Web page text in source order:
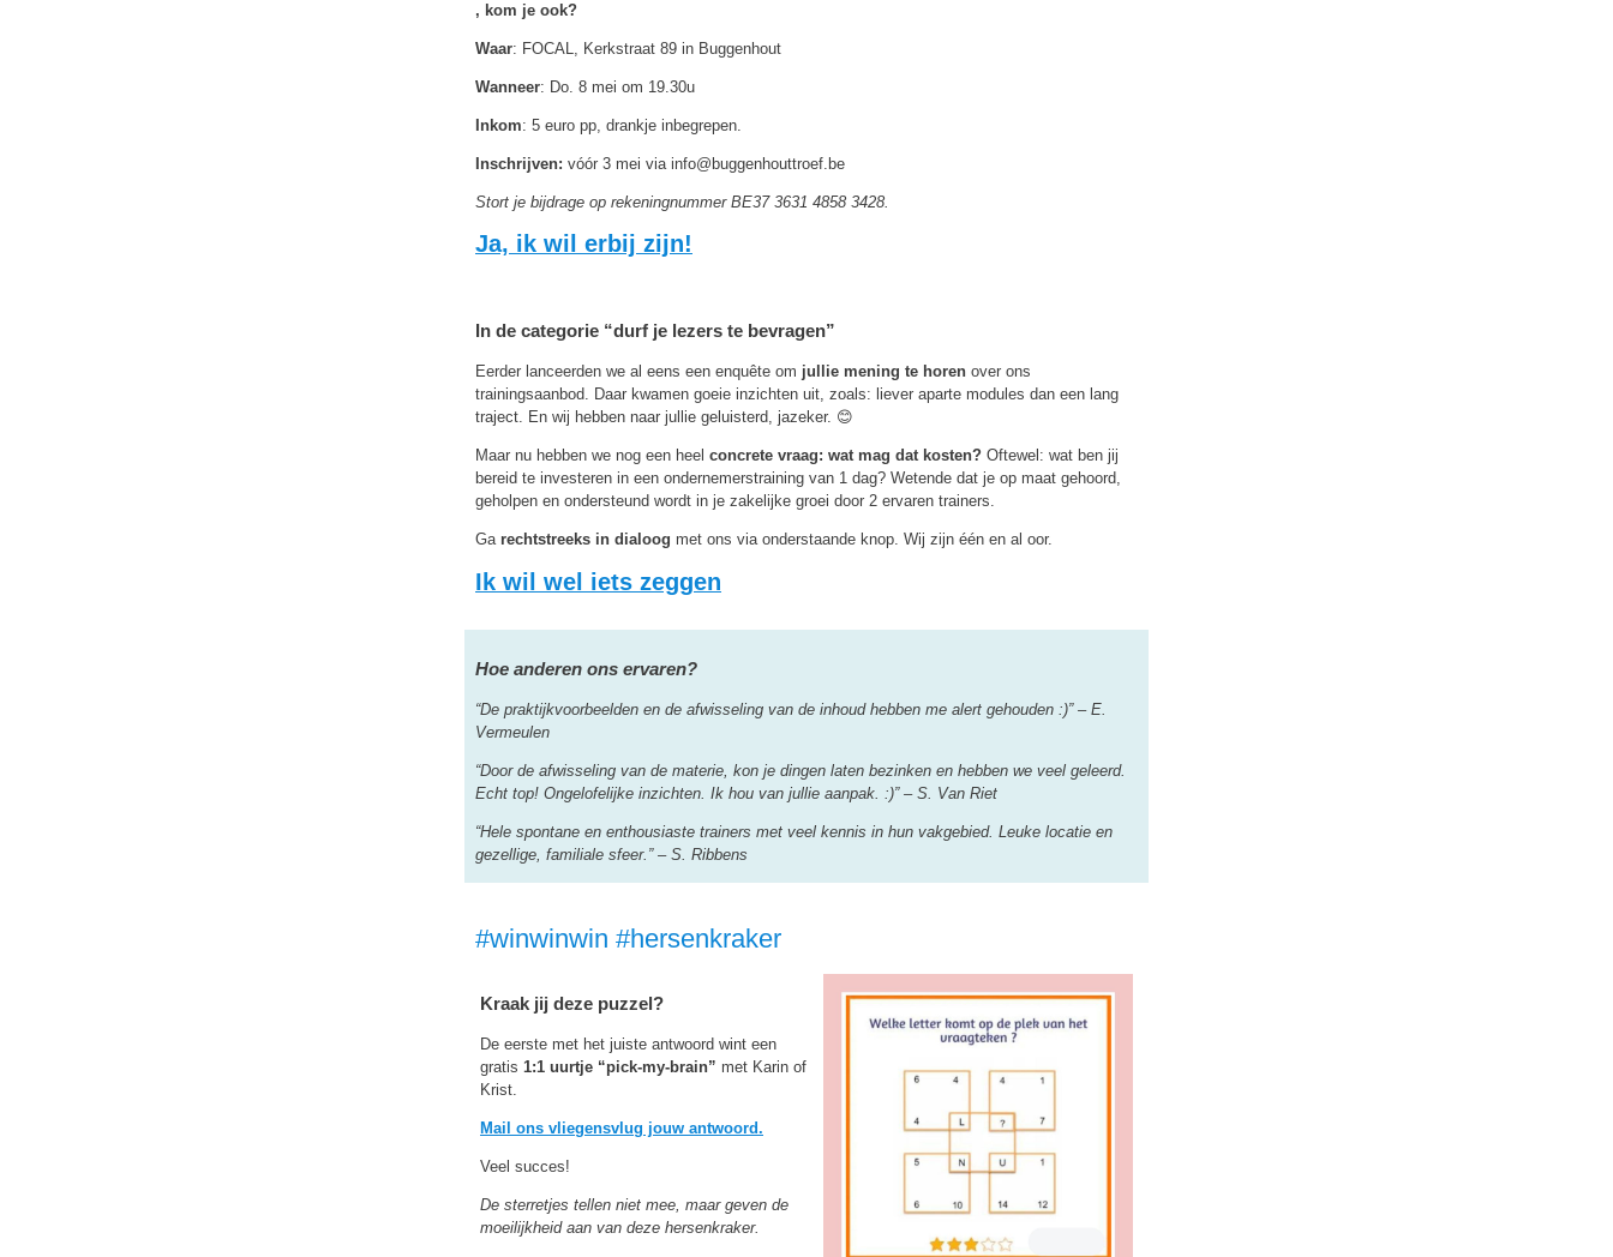
, kom je ook?
Waar: FOCAL, Kerkstraat 89 in Buggenhout
Wanneer: Do. 8 mei om 19.30u
Inkom: 5 euro pp, drankje inbegrepen.
Inschrijven: vóór 3 mei via info@buggenhouttroef.be
Stort je bijdrage op rekeningnummer BE37 3631 4858 3428.
Ja, ik wil erbij zijn!
In de categorie “durf je lezers te bevragen”
Eerder lanceerden we al eens een enquête om jullie mening te horen over ons
trainingsaanbod. Daar kwamen goeie inzichten uit, zoals: liever aparte modules dan een lang
traject. En wij hebben naar jullie geluisterd, jazeker. 😊
Maar nu hebben we nog een heel concrete vraag: wat mag dat kosten? Oftewel: wat ben jij
bereid te investeren in een ondernemerstraining van 1 dag? Wetende dat je op maat gehoord,
geholpen en ondersteund wordt in je zakelijke groei door 2 ervaren trainers.
Ga rechtstreeks in dialoog met ons via onderstaande knop. Wij zijn één en al oor.
Ik wil wel iets zeggen
Hoe anderen ons ervaren?
“De praktijkvoorbeelden en de afwisseling van de inhoud hebben me alert gehouden :)” – E.
Vermeulen
“Door de afwisseling van de materie, kon je dingen laten bezinken en hebben we veel geleerd.
Echt top! Ongelofelijke inzichten. Ik hou van jullie aanpak. :)” – S. Van Riet
“Hele spontane en enthousiaste trainers met veel kennis in hun vakgebied. Leuke locatie en
gezellige, familiale sfeer.” – S. Ribbens
#winwinwin #hersenkraker
Kraak jij deze puzzel?
De eerste met het juiste antwoord wint een
gratis 1:1 uurtje “pick-my-brain” met Karin of
Krist.
Mail ons vliegensvlug jouw antwoord.
Veel succes!
De sterretjes tellen niet mee, maar geven de
moeilijkheid aan van deze hersenkraker.